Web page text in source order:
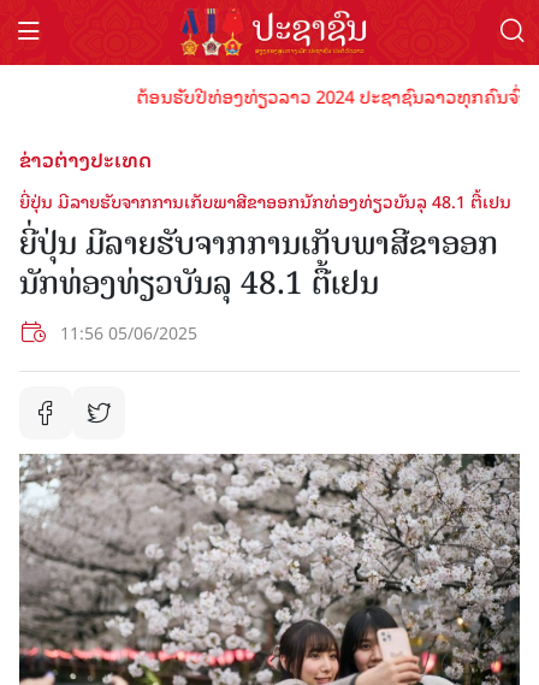
ຕ້ອນຮັບປີທ່ອງທ່ຽວລາວ 2024 ປະຊາຊົນລາວທຸກຄົນຈົ່ງ
ຂ່າວຕ່າງປະເທດ
ຍີ່ປຸ່ນ ມີລາຍຮັບຈາກການເກັບພາສີຂາອອກນັກທ່ອງທ່ຽວບັນລຸ 48.1 ຕື້ເຢນ
ຍີ່ປຸ່ນ ມີລາຍຮັບຈາກການເກັບພາສີຂາອອກ
ນັກທ່ອງທ່ຽວບັນລຸ 48.1 ຕື້ເຢນ
11:56 05/06/2025